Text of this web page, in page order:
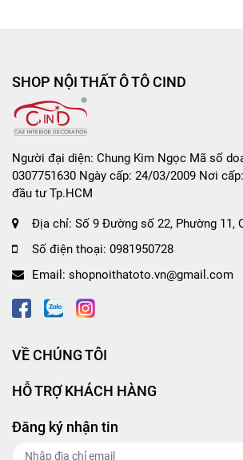
+ Sản phẩm không đúng mã như quý
+ Không đủ số lượng như trong đơn hàng
+ Sản phẩm đổi phải còn nguyên tem
dụng
❌ Trường hợp không chấp nhận:
+ Quá 07 ngày kể từ khi Quý khách nhận
+ Gửi lại hàng không phải sản phẩm
ty
dính nước đối với sản phẩm điện...
🛑THÔNG TIN LIÊN HỆ:
Số 9 Đường số 22, Phường 11, Quận 6,
Phone/ Zalo: 0981 950 728
SHOP NỘI THẤT Ô TÔ CIND
Người đại diện: Chung Kim Ngọc Mã số
0307751630 Ngày cấp: 24/03/2009 Nơi
đầu tư Tp.HCM
Địa chỉ: Số 9 Đường số 22, Phường 11,
Số điện thoại: 0981950728
Email: shopnoithatoto.vn@gmail.com
VỀ CHÚNG TÔI
HỖ TRỢ KHÁCH HÀNG
Đăng ký nhận tin